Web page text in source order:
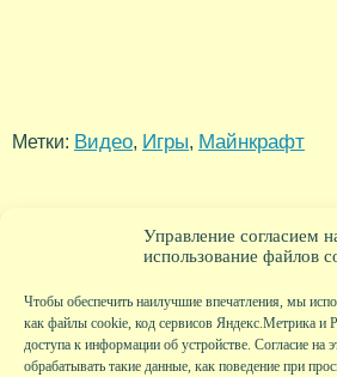
Управление согласием
использование файлов
Чтобы обеспечить наилучшие впечатления, мы
как файлы cookie, код сервисов Яндекс.Метрика и
доступа к информации об устройстве. Согласие на
обрабатывать такие данные, как поведение при
Метки: Видео, Игры, Майнкрафт